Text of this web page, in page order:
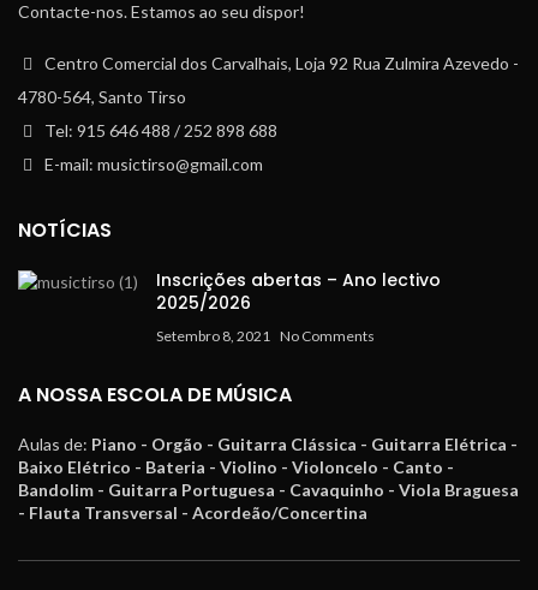
Contacte-nos. Estamos ao seu dispor!
Centro Comercial dos Carvalhais, Loja 92 Rua Zulmira Azevedo -
4780-564, Santo Tirso
Tel: 915 646 488 / 252 898 688
E-mail: musictirso@gmail.com
NOTÍCIAS
Inscrições abertas – Ano lectivo
2025/2026
Setembro 8, 2021 No Comments
A NOSSA ESCOLA DE MÚSICA
Aulas de: Piano - Orgão - Guitarra Clássica - Guitarra Elétrica -
Baixo Elétrico - Bateria - Violino - Violoncelo - Canto -
Bandolim - Guitarra Portuguesa - Cavaquinho - Viola Braguesa
- Flauta Transversal - Acordeão/Concertina